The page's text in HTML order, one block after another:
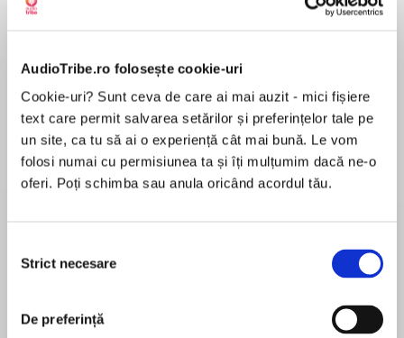
AudioTribe.ro folosește cookie-uri
Cookie-uri? Sunt ceva de care ai mai auzit - mici fișiere
text care permit salvarea setărilor și preferințelor tale pe
un site, ca tu să ai o experiență cât mai bună. Le vom
folosi numai cu permisiunea ta și îți mulțumim dacă ne-o
oferi. Poți schimba sau anula oricând acordul tău.
consimțământului
Strict necesare
De preferință
de...
Dani Francis
la...
Lauren Weisberger
Desprecarte
The 1971 war between India and Pakistan, to
wars' of the twentieth century. Good triumphed
decisively, unequivocally and indisputably. Yet,
given the scale of atrocity that was halted in its
tracks, it is shocking that the compelling
În acest moment nu există recenzii